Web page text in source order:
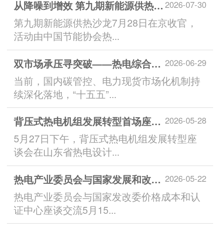
2026-07-30
从降噪到增效 第九期新能源供热沙龙为京津冀供热打通降本新路径
第九期新能源供热沙龙7月28日在京收官，
活动由中国节能协会热...
2026-06-29
双市场承压寻突破——热电综合能源服务转型与零碳园区建设技术交流会在义乌圆满落幕
当前，国内碳管控、电力现货市场化机制持
续深化落地，“十五五”...
2026-05-28
背压式热电机组发展转型首场座谈会在济南召开
5月27日下午，背压式热电机组发展转型座
谈会在山东省热电设计...
2026-05-22
热电产业委员会与国家发展和改革委员会价格成本和认证中心座谈交流
热电产业委员会与国家发改委价格成本和认
证中心座谈交流5月15...